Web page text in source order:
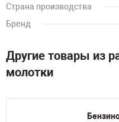
Страна производства
Бренд
Другие товары из
молотки